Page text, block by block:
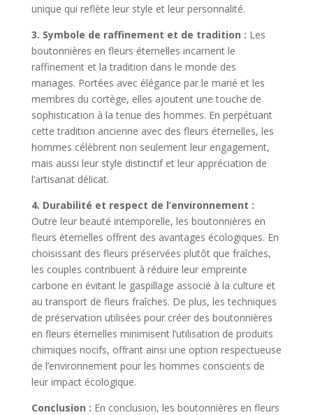
unique qui reflète leur style et leur personnalité.
3. Symbole de raffinement et de tradition : Les
boutonnières en fleurs éternelles incarnent le
raffinement et la tradition dans le monde des
mariages. Portées avec élégance par le marié et les
membres du cortège, elles ajoutent une touche de
sophistication à la tenue des hommes. En perpétuant
cette tradition ancienne avec des fleurs éternelles, les
hommes célèbrent non seulement leur engagement,
mais aussi leur style distinctif et leur appréciation de
l’artisanat délicat.
4. Durabilité et respect de l’environnement :
Outre leur beauté intemporelle, les boutonnières en
fleurs éternelles offrent des avantages écologiques. En
choisissant des fleurs préservées plutôt que fraîches,
les couples contribuent à réduire leur empreinte
carbone en évitant le gaspillage associé à la culture et
au transport de fleurs fraîches. De plus, les techniques
de préservation utilisées pour créer des boutonnières
en fleurs éternelles minimisent l’utilisation de produits
chimiques nocifs, offrant ainsi une option respectueuse
de l’environnement pour les hommes conscients de
leur impact écologique.
Conclusion : En conclusion, les boutonnières en fleurs